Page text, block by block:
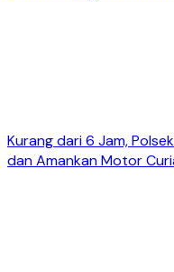
Kurang dari 6 Jam,
dan Amankan Motor